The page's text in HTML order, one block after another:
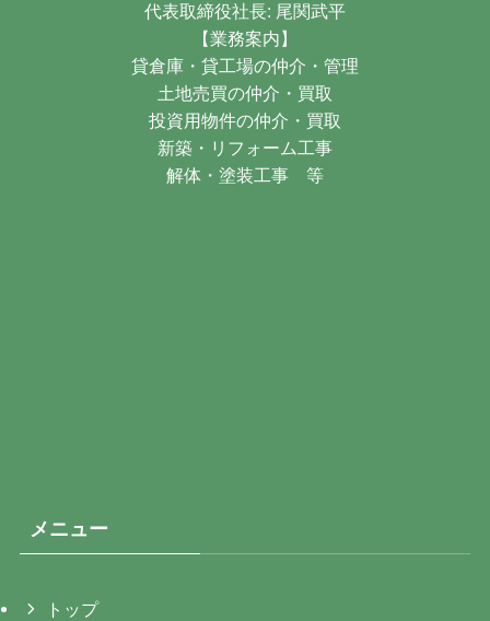
代表取締役社長: 尾関武平
【業務案内】
貸倉庫・貸工場の仲介・管理
土地売買の仲介・買取
投資用物件の仲介・買取
新築・リフォーム工事
解体・塗装工事 等
メニュー
トップ